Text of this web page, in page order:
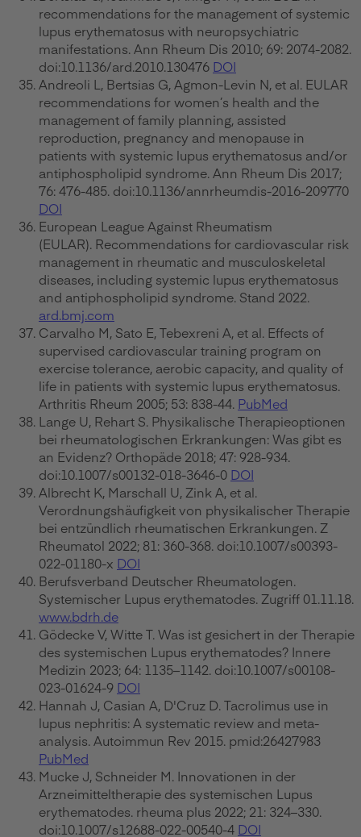
recommendations for the management of systemic
lupus erythematosus with neuropsychiatric
manifestations. Ann Rheum Dis 2010; 69: 2074-2082.
doi:10.1136/ard.2010.130476 DOI
Andreoli L, Bertsias G, Agmon-Levin N, et al. EULAR
recommendations for women’s health and the
management of family planning, assisted
reproduction, pregnancy and menopause in
patients with systemic lupus erythematosus and/or
antiphospholipid syndrome. Ann Rheum Dis 2017;
76: 476-485. doi:10.1136/annrheumdis-2016-209770
DOI
European League Against Rheumatism
(EULAR). Recommendations for cardiovascular risk
management in rheumatic and musculoskeletal
diseases, including systemic lupus erythematosus
and antiphospholipid syndrome. Stand 2022.
ard.bmj.com
Carvalho M, Sato E, Tebexreni A, et al. Effects of
supervised cardiovascular training program on
exercise tolerance, aerobic capacity, and quality of
life in patients with systemic lupus erythematosus.
Arthritis Rheum 2005; 53: 838-44. PubMed
Lange U, Rehart S. Physikalische Therapieoptionen
bei rheumatologischen Erkrankungen: Was gibt es
an Evidenz? Orthopäde 2018; 47: 928-934.
doi:10.1007/s00132-018-3646-0 DOI
Albrecht K, Marschall U, Zink A, et al.
Verordnungshäufigkeit von physikalischer Therapie
bei entzündlich rheumatischen Erkrankungen. Z
Rheumatol 2022; 81: 360-368. doi:10.1007/s00393-
022-01180-x DOI
Berufsverband Deutscher Rheumatologen.
Systemischer Lupus erythematodes. Zugriff 01.11.18.
www.bdrh.de
Gödecke V, Witte T. Was ist gesichert in der Therapie
des systemischen Lupus erythematodes? Innere
Medizin 2023; 64: 1135–1142. doi:10.1007/s00108-
023-01624-9 DOI
Hannah J, Casian A, D'Cruz D. Tacrolimus use in
lupus nephritis: A systematic review and meta-
analysis. Autoimmun Rev 2015. pmid:26427983
PubMed
Mucke J, Schneider M. Innovationen in der
Arzneimitteltherapie des systemischen Lupus
erythematodes. rheuma plus 2022; 21: 324–330.
doi:10.1007/s12688-022-00540-4 DOI